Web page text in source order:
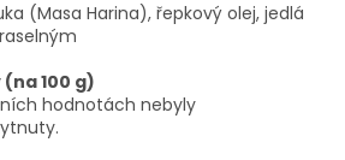
(Masa Harina), řepkový olej, jedlá
100 g)
hodnotách nebyly